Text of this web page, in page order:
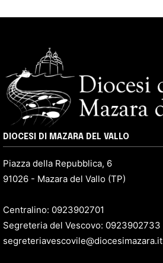
DIOCESI DI MAZARA DEL VALLO
Piazza della Repubblica, 6
91026 - Mazara del Vallo (TP)
Centralino: 0923902701
Segreteria del Vescovo: 0923902733
segreteriavescovile@diocesimazara.it